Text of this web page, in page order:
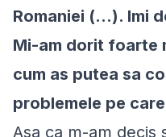
Romaniei (...). Imi
Mi-am dorit foarte
cum as putea sa
problemele pe
Asa ca m-am decis